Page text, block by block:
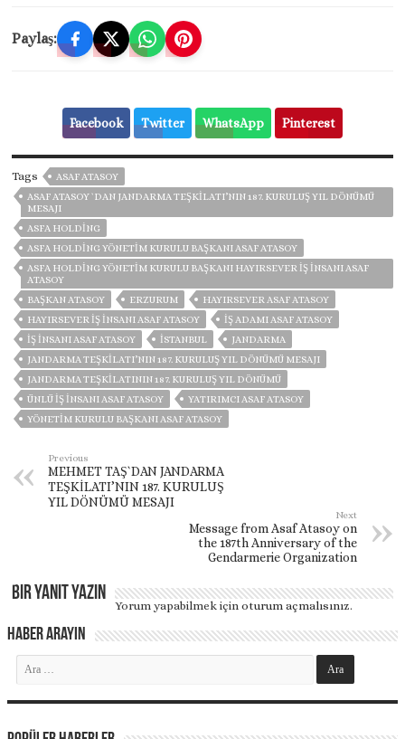
Paylaş:
Facebook Twitter WhatsApp Pinterest
Tags
ASAF ATASOY
ASAF ATASOY `DAN JANDARMA TEŞKILATI’NIN 187. KURULUŞ YIL DÖNÜMÜ
MESAJI
ASFA HOLDİNG
ASFA HOLDİNG YÖNETIM KURULU BAŞKANI ASAF ATASOY
ASFA HOLDİNG YÖNETIM KURULU BAŞKANI HAYIRSEVER İŞ İNSANI ASAF
ATASOY
BAŞKAN ATASOY
ERZURUM
HAYIRSEVER ASAF ATASOY
HAYIRSEVER İŞ İNSANI ASAF ATASOY
IŞ ADAMI ASAF ATASOY
İŞ INSANI ASAF ATASOY
ISTANBUL
JANDARMA
JANDARMA TEŞKİLATI’NIN 187. KURULUŞ YIL DÖNÜMÜ MESAJI
JANDARMA TEŞKILATININ 187. KURULUŞ YIL DÖNÜMÜ
ÜNLÜ IŞ INSANI ASAF ATASOY
YATIRIMCI ASAF ATASOY
YÖNETİM KURULU BAŞKANI ASAF ATASOY
Previous
MEHMET TAŞ`DAN JANDARMA
TEŞKİLATI’NIN 187. KURULUŞ
YIL DÖNÜMÜ MESAJI
Next
Message from Asaf Atasoy on
the 187th Anniversary of the
Gendarmerie Organization
Bir yanıt yazın
Yorum yapabilmek içinoturum açmalısınız.
Haber Arayın